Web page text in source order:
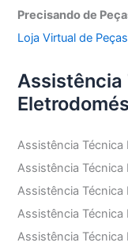
Precisando de
Loja Virtual de
Assistência
Assistência
Assistência
Assistência Técnica
Assistência Técnica
Assistência Técnica